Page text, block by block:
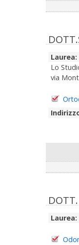
Laurea:
Lo
via
Laurea: